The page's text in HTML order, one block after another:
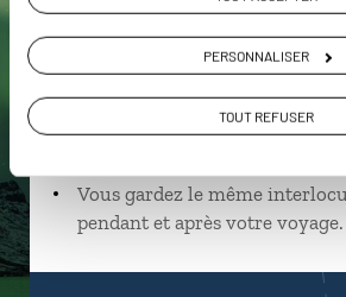
PERSONNALISER
TOUT REFUSER
près de vos envies et de la
Échangez en face à face ou
connectés en agence, mais
Vous gardez le même
pendant et après votre voyage.